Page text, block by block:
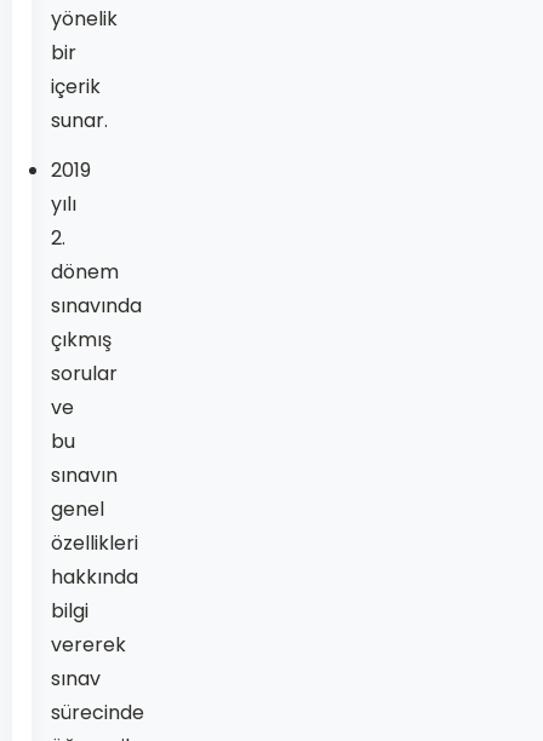
yönelik
bir
içerik
sunar.
2019
yılı
2.
dönem
sınavında
çıkmış
sorular
ve
bu
sınavın
genel
özellikleri
hakkında
bilgi
vererek
sınav
sürecinde